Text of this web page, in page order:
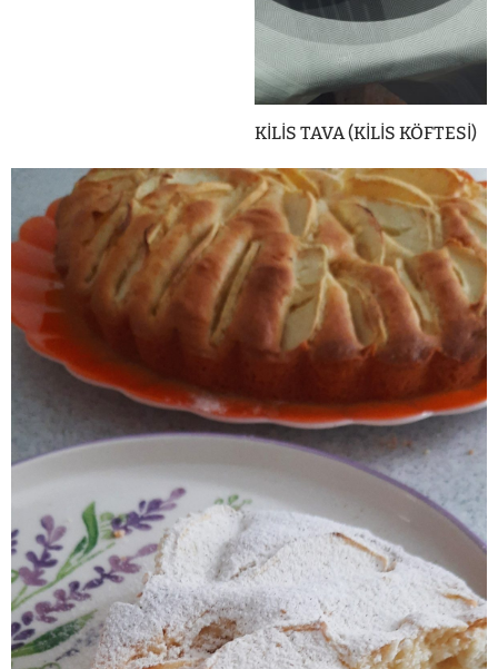
KİLİS TAVA (KİLİS KÖFTESİ)